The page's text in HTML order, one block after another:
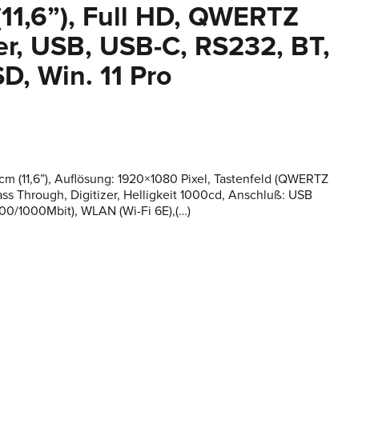
Full HD, QWERTZ
USB, USB-C, RS232, BT,
Win. 11 Pro
Auflösung: 1920×1080 Pixel, Tastenfeld (QWERTZ
Through, Digitizer, Helligkeit 1000cd, Anschluß: USB
1000Mbit), WLAN (Wi-Fi 6E),(…)